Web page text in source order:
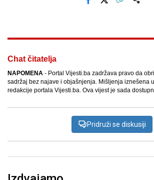
Chat čitatelja
NAPOMENA - Portal Vijesti.ba zadržava pravo da
sadržaj bez najave i objašnjenja. Mišljenja iznešena
redakcije portala Vijesti.ba. Ova vijest je sada
Pridruži se diskusiji